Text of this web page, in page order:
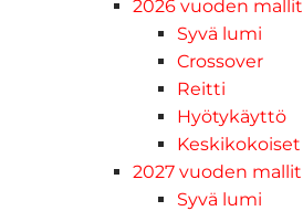
2026 vuoden mallit
Syvä lumi
Crossover
Reitti
Hyötykäyttö
Keskikokoiset
2027 vuoden mallit
Syvä lumi